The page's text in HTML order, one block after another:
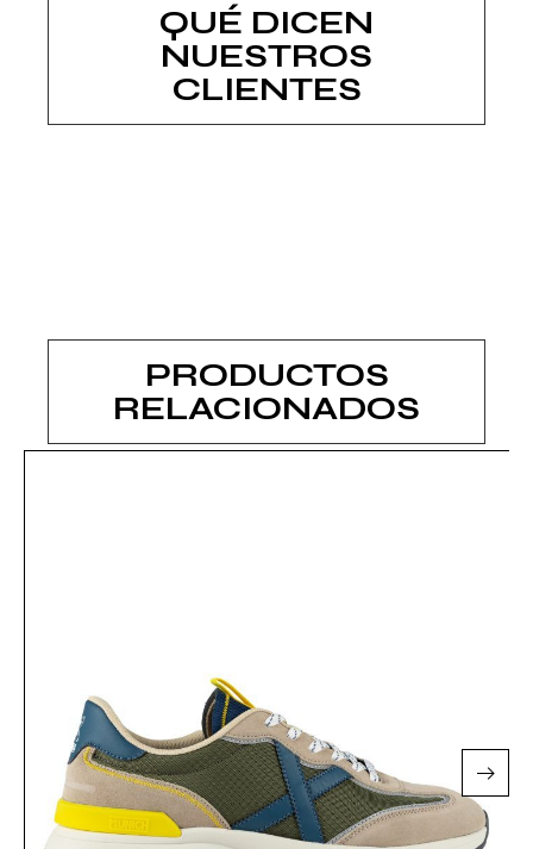
QUÉ DICEN
NUESTROS
CLIENTES
PRODUCTOS
RELACIONADOS